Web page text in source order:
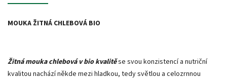
MOUKA ŽITNÁ CHLEBOVÁ BIO
Žitná mouka chlebová v bio kvalitěse svou konzistencí a nutriční
kvalitou nachází někde mezi hladkou, tedy světlou a celozrnnou